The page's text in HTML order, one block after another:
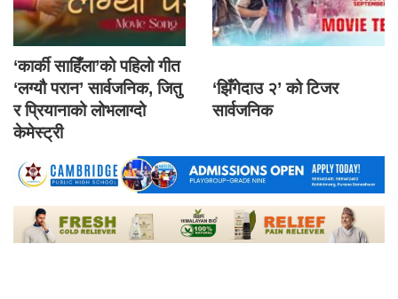
‘कार्की साहिँला’को पहिलो गीत
‘लग्यौ परान’ सार्वजनिक, जितु
र प्रियानाको लोभलाग्दो
केमेस्ट्री
‘झिँगेदाउ २’ को टिजर
सार्वजनिक